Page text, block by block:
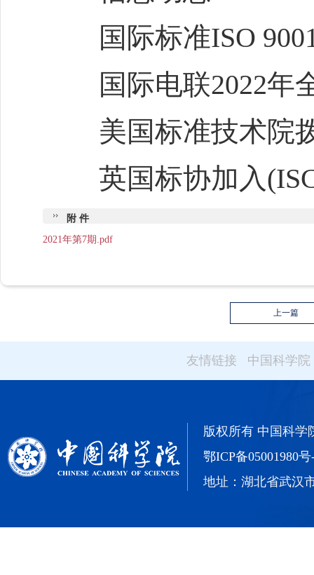
国际标准ISO 9001
国际电联2022年全
美国标准技术院拨
英国标协加入
附 件
2021年第7期.pdf
上一篇
友情链接 中国科学院
版权所有 中国科学
鄂ICP备05001980号
地址：湖北省武汉